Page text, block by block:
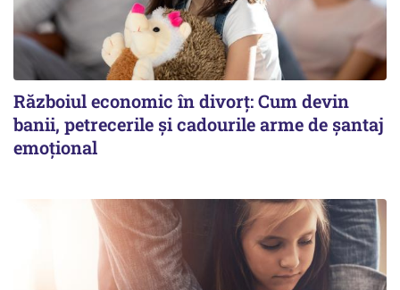
Războiul economic în divorț: Cum devin
banii, petrecerile și cadourile arme de șantaj
emoțional